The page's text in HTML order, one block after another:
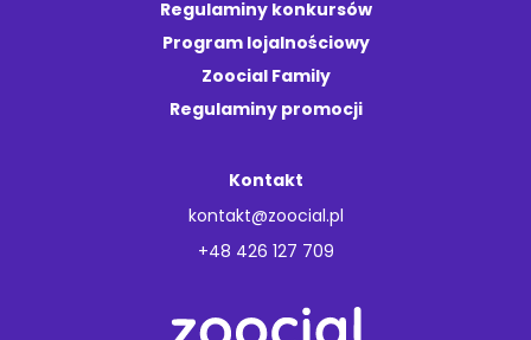
Regulaminy konkursów
Program lojalnościowy
Zoocial Family
Regulaminy promocji
Kontakt
kontakt@zoocial.pl
+48 426 127 709